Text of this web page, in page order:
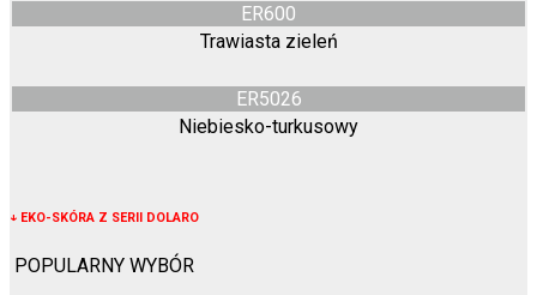
ER600
Trawiasta zieleń
ER5026
Niebiesko-turkusowy
↓ EKO-SKÓRA Z SERII DOLARO
POPULARNY WYBÓR